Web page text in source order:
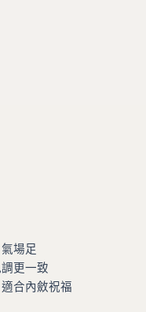
場足
更一致
合內斂祝福